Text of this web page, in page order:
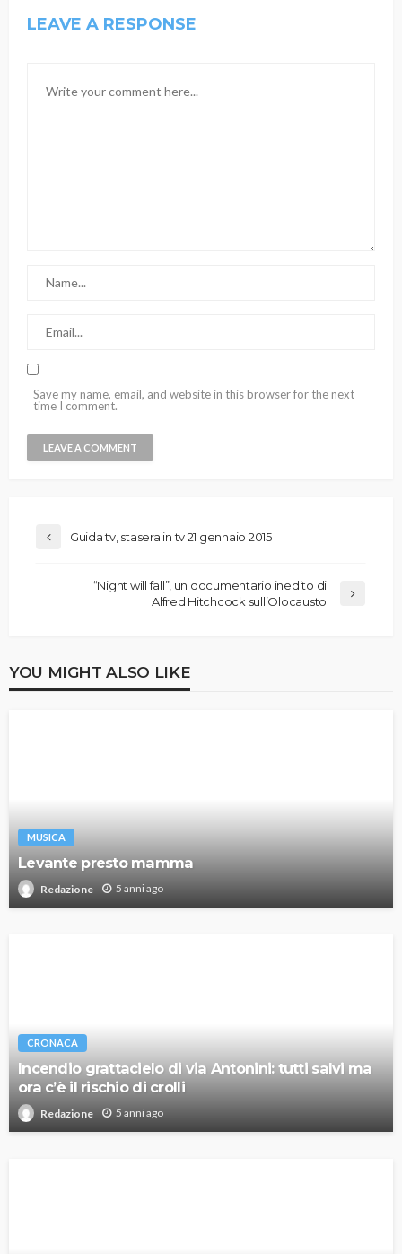
LEAVE A RESPONSE
Save my name, email, and website in this browser for the next
time I comment.
Guida tv, stasera in tv 21 gennaio 2015
“Night will fall”, un documentario inedito di
Alfred Hitchcock sull’Olocausto
YOU MIGHT ALSO LIKE
MUSICA
Levante presto mamma
Redazione 5 anni ago
CRONACA
Incendio grattacielo di via Antonini: tutti salvi ma
ora c’è il rischio di crolli
Redazione 5 anni ago